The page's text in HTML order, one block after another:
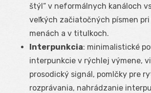
štýl“ v neformálnych kanáloch
veľkých začiatočných písmen
menách a v titulkoch.
Interpunkcia: minimalistické
interpunkcie v rýchlej výmene,
prosodický signál, pomlčky pre
rozprávania, nahrádzanie